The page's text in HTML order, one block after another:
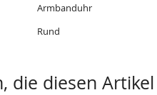
Armbanduhr
Rund
die diesen